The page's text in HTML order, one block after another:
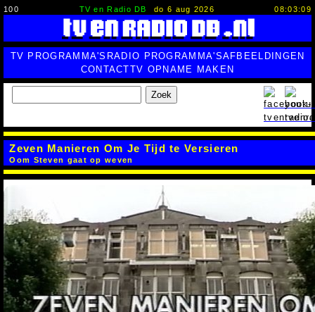
100 TV en Radio DB do 6 aug 2026 08:03:10
TV PROGRAMMA'S RADIO PROGRAMMA'SAFBEELDINGEN
CONTACTTV OPNAME MAKEN
Zoek
Zeven Manieren Om Je Tijd te Versieren
Oom Steven gaat op weven